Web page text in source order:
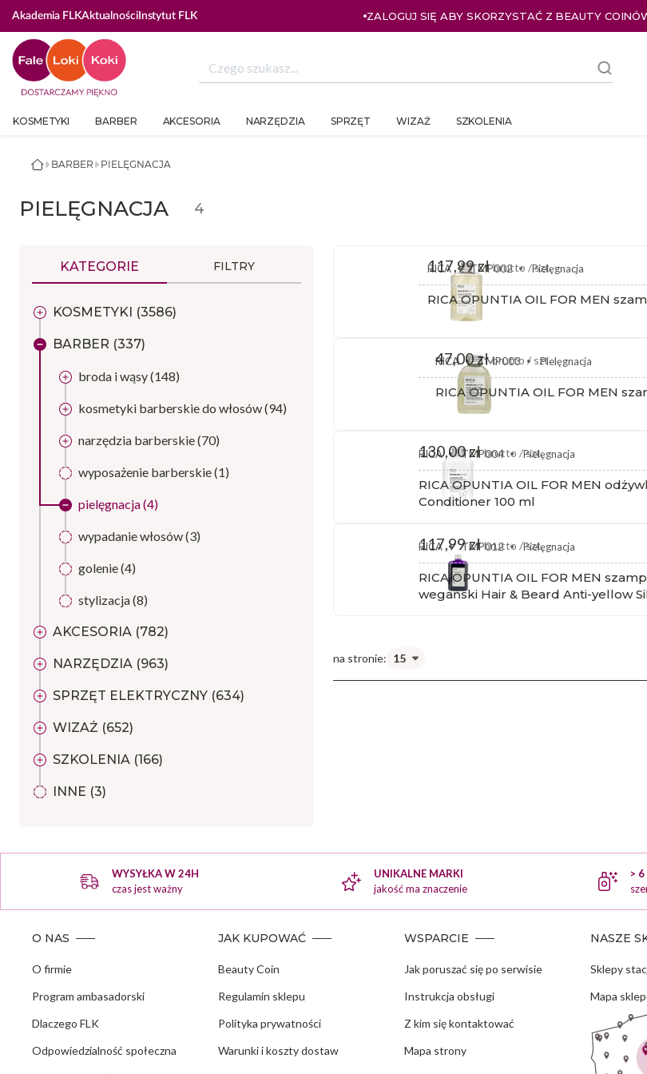
Akademia FLKAktualnościInstytut FLK ZALOGUJ SIĘ ABY SKORZYSTAĆ Z BEAUTY
KOSMETYKI BARBER AKCESORIA NARZĘDZIA SPRZĘT WIZAŻ SZKOLENIA
PIELĘGNACJA
BARBER
KATEGORIE FILTRY
KOSMETYKI (3586)
BARBER (337)
broda i wąsy (148)
kosmetyki barberskie do włosów (94)
narzędzia barberskie (70)
wyposażenie barberskie (1)
pielęgnacja (4)
wypadanie włosów (3)
golenie (4)
stylizacja (8)
AKCESORIA (782)
NARZĘDZIA (963)
SPRZĘT ELEKTRYCZNY (634)
WIZAŻ (652)
SZKOLENIA (166)
INNE (3)
PIELĘGNACJA 4
RICA OPUNTIA OIL FOR MEN
RICA TMP002 Pielęgnacja
117,99 zł brutto / szt.
RICA OPUNTIA OIL FOR MEN
RICA TMP003 Pielęgnacja
47,00 zł brutto / szt.
RICA OPUNTIA OIL FOR MEN
Conditioner 100 ml
RICA TMP004 Pielęgnacja
130,00 zł brutto / szt.
RICA OPUNTIA OIL FOR MEN
wegański Hair & Beard Anti-yellow
RICA TMP012 Pielęgnacja
117,99 zł brutto / szt.
WYSYŁKA W 24H
czas jest ważny
UNIKALNE MARKI
jakość ma znaczenie
>
O NAS
O firmie
Program ambasadorski
Dlaczego FLK
Odpowiedzialność społeczna
JAK KUPOWAĆ
Beauty Coin
Regulamin sklepu
Polityka prywatności
Warunki i koszty dostaw
WSPARCIE
Jak poruszać się po serwisie
Instrukcja obsługi
Z kim się kontaktować
Mapa strony
NASZE
Sklepy
Mapa